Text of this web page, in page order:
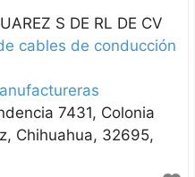
S DE RL DE CV
cables de conducción
7431, Colonia
Chihuahua 32695